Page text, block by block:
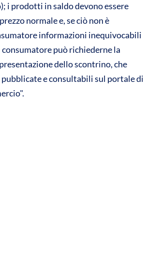
i prodotti in saldo devono essere
normale e, se ciò non è
informazioni inequivocabili
può richiederne la
dello scontrino, che
e consultabili sul portale di